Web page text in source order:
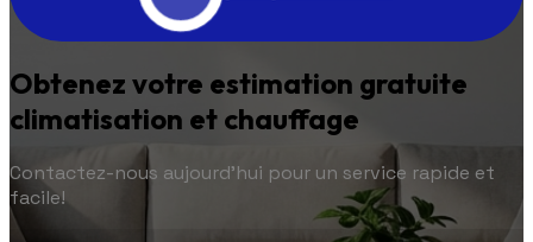
Obtenez votre estimation gratuite
climatisation et chauffage
Contactez-nous aujourd'hui pour un service rapide et
facile!